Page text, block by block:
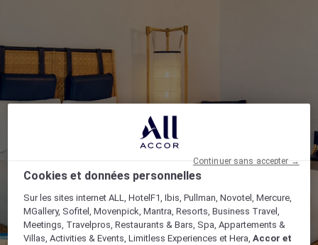
Cookies et données personnelles
Sur les sites internet ALL, HotelF1, Ibis, Pullman, Novotel, Mercure,
MGallery, Sofitel, Movenpick, Mantra, Resorts, Business Travel,
Meetings, Travelpros, Restaurants & Bars, Spa, Appartements &
Villas, Activities & Events, Limitless Experiences et Hera,Accor et
Continuer sans accepter →